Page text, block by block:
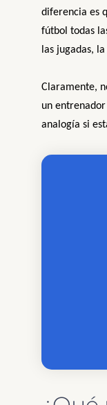
diferencia es
fútbol todas
las jugadas,
Claramente,
un
analogía si